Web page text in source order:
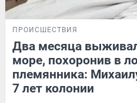
ПРОИСШЕСТВИЯ
Два месяца
море, похоронив в
племянника:
7 лет колонии